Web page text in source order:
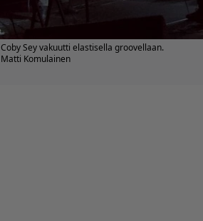
Coby Sey vakuutti elastisella groovellaan.
Matti Komulainen